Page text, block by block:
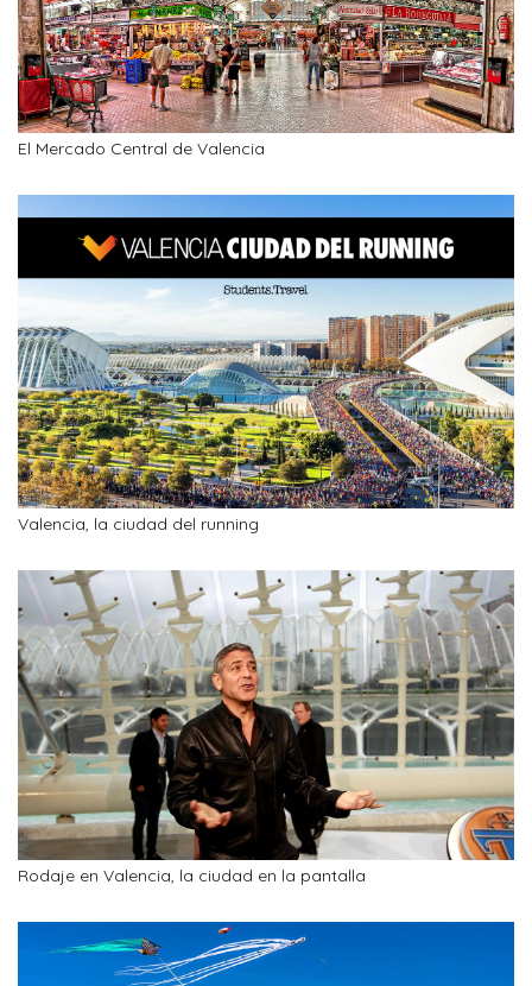
El Mercado Central de Valencia
Valencia, la ciudad del running
Rodaje en Valencia, la ciudad en la pantalla